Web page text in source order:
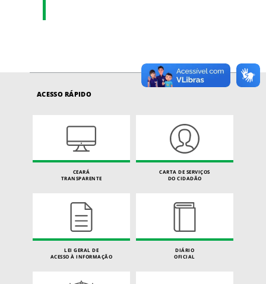
ACESSO RÁPIDO
CEARÁ
TRANSPARENTE
CARTA DE SERVIÇOS
DO CIDADÃO
LEI GERAL DE
ACESSO À INFORMAÇÃO
DIÁRIO
OFICIAL